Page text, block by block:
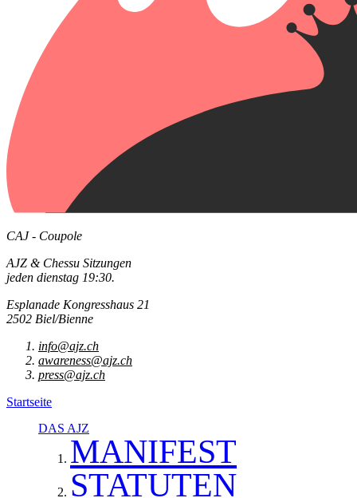
CAJ - Coupole
AJZ & Chessu Sitzungen
jeden dienstag 19:30.
Esplanade Kongresshaus 21
2502 Biel/Bienne
info@ajz.ch
awareness@ajz.ch
press@ajz.ch
Startseite
DAS AJZ
MANIFEST
STATUTEN